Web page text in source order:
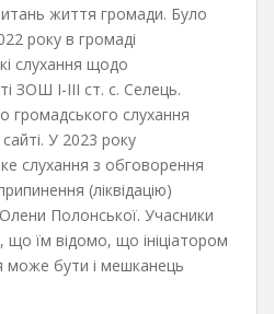
життя громади. Було
року в громаді
слухання щодо
ЗОШ І-ІІІ ст. с. Селець.
громадського слухання
У 2023 року
слухання з обговорення
(ліквідацію)
Олени Полонської. Учасники
що їм відомо, що ініціатором
може бути і мешканець